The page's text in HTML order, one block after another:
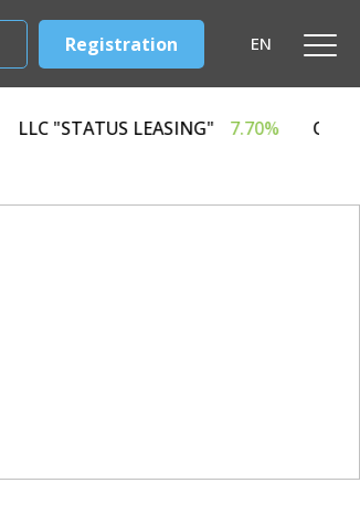
EN
Registration
5.25% LLC "STATUS LEASING" 7.70%